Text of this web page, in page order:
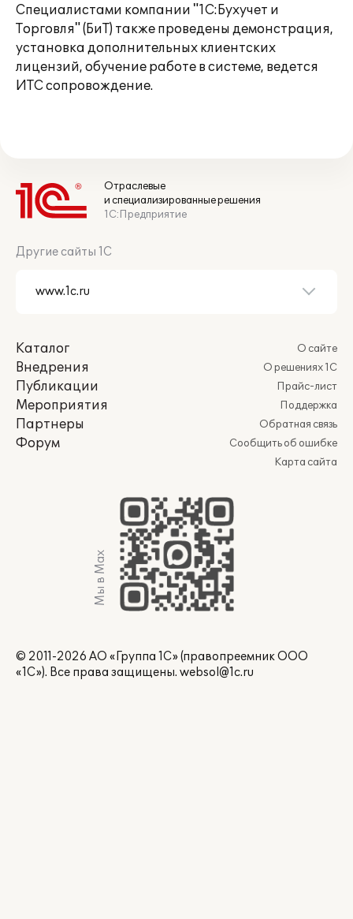
Специалистами компании "1С:Бухучет и
Торговля" (БиТ) также проведены демонстрация,
установка дополнительных клиентских
лицензий, обучение работе в системе, ведется
ИТС сопровождение.
Отраслевые
и специализированные решения
1С:Предприятие
Другие сайты 1С
Каталог
Внедрения
Публикации
Мероприятия
Партнеры
Форум
О сайте
О решениях 1С
Прайс-лист
Поддержка
Обратная связь
Сообщить об ошибке
Карта сайта
Мы в Max
© 2011-2026 АО «Группа 1С» (правопреемник ООО
«1С»). Все права защищены. websol@1c.ru